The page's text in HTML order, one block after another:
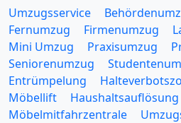
Umzugsservice
Fernumzug
Firmenumzug
Mini Umzug
Praxisumzug
Seniorenumzug
Entrümpelung
Möbellift
Haushaltsauflösung
Möbelmitfahrzentrale